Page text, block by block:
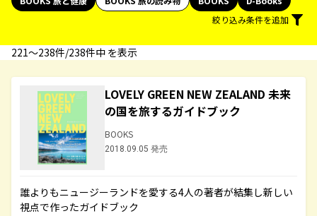
絞り込み条件を追加
221〜238件/238件中 を表示
LOVELY GREEN NEW ZEALAND 未来
の国を旅するガイドブック
BOOKS
2018.09.05 発売
誰よりもニュージーランドを愛する4人の著者が結集し新しい
視点で作ったガイドブック